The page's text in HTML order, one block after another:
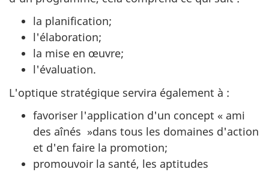
la planification;
l'élaboration;
la mise en œuvre;
l'évaluation.
L'optique stratégique servira également à :
favoriser l'application d'un concept « ami
des aînés »dans tous les domaines d'action
et d'en faire la promotion;
promouvoir la santé, les aptitudes